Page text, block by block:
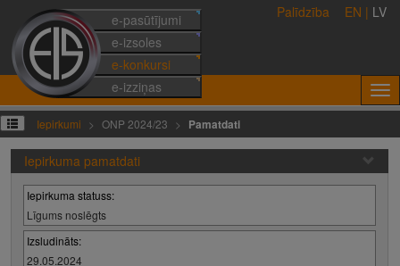
e-pasūtījumi
e-izsoles
e-konkursi
e-izziņas
Palīdzība EN | LV
Iepirkumi ONP 2024/23 Pamatdati
Iepirkuma pamatdati
Iepirkuma statuss:
Līgums noslēgts
Izsludināts:
29.05.2024